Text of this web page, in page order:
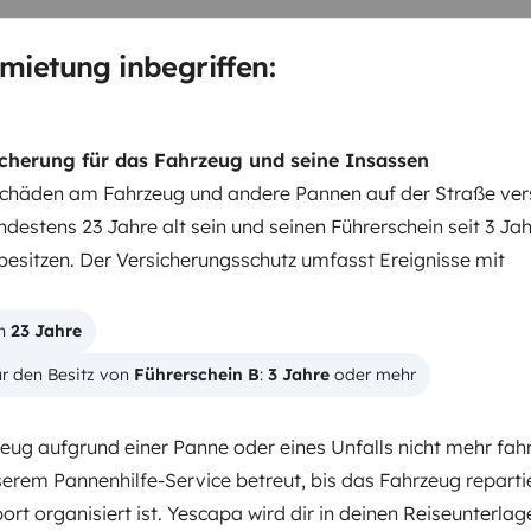
inbegriffen:
für das Fahrzeug und seine Insassen
am Fahrzeug und andere Pannen auf der Straße
23 Jahre alt sein und seinen Führerschein seit 3
Der Versicherungsschutz umfasst Ereignisse mit
23 Jahre
den Besitz von Führerschein B: 3 Jahre oder mehr
aufgrund einer Panne oder eines Unfalls nicht mehr
Pannenhilfe-Service betreut, bis das Fahrzeug
organisiert ist. Yescapa wird dir in deinen
eau propre 110 LRéservoir
de bain
Vous trouverez tout le
2 feux
Grand réfrigérateur 135
WC Toutes les fenêtres
de
moustiquaires et stores
plissés occultants pour le
totalement occulté pour la nuit
Le fourgon est fourni avec
extérieurÉclairage LED
pas de la règlementation
de l'éco-vignette Allemande et
Schlafplatz 2
133x186 cm
Schlafplatz 3
WC
Geschirrset